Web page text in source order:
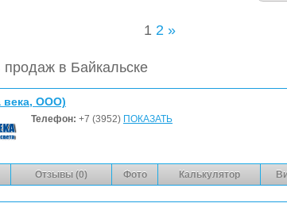
1 2 »
в Байкальске
века, ООО)
Телефон: +7 (3952) ПОКАЗАТЬ
Отзывы (0) Фото Калькулятор